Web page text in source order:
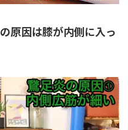
原因は膝が内側に入っ